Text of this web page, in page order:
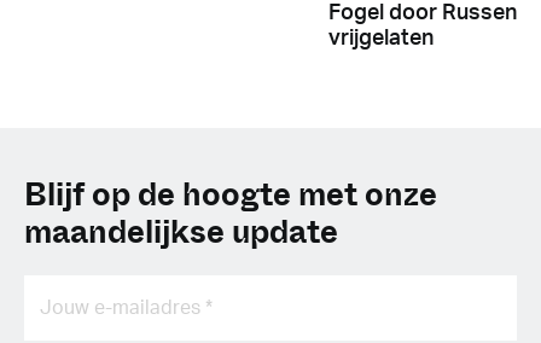
Fogel door Russen
vrijgelaten
Blijf op de hoogte met onze
maandelijkse update